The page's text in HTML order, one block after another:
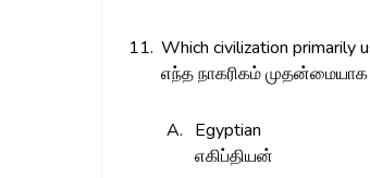
11. Which civilization primarily
எந்த நாகரிகம் முதன்மையாக
A. Egyptian
எகிப்தியன்